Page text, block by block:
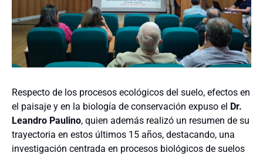
Respecto de los procesos ecológicos del suelo, efectos en
el paisaje y en la biología de conservación expuso el Dr.
Leandro Paulino, quien además realizó un resumen de su
trayectoria en estos últimos 15 años, destacando, una
investigación centrada en procesos biológicos de suelos